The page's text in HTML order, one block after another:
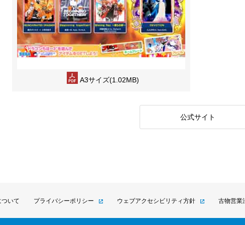
A3サイズ(1.02MB)
公式サイト
ついて プライバシーポリシー ウェブアクセシビリティ方針 古物営業